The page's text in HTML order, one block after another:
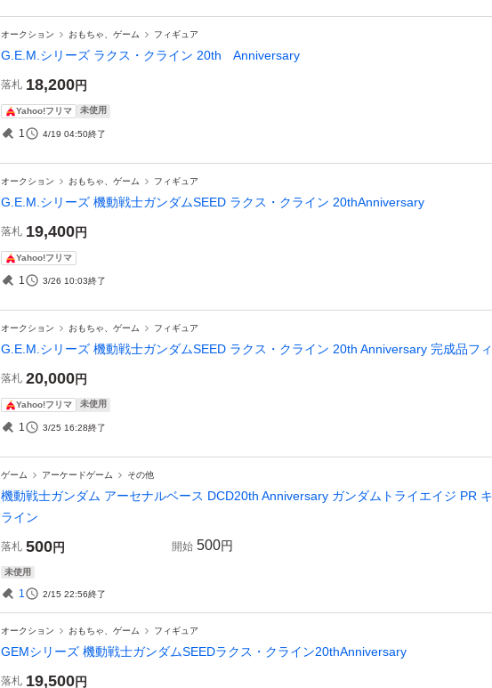
オークション おもちゃ、ゲーム フィギュア
G.E.M.シリーズ ラクス・クライン 20th Anniversary
落札 18,200円
Yahoo!フリマ 未使用
1 4/19 04:50終了
オークション おもちゃ、ゲーム フィギュア
G.E.M.シリーズ 機動戦士ガンダムSEED ラクス・クライン 20thAnniversary
落札 19,400円
Yahoo!フリマ
1 3/26 10:03終了
オークション おもちゃ、ゲーム フィギュア
G.E.M.シリーズ 機動戦士ガンダムSEED ラクス・クライン 20th Anniversary 完成品フィ
落札 20,000円
Yahoo!フリマ 未使用
1 3/25 16:28終了
ゲーム アーケードゲーム その他
機動戦士ガンダム アーセナルベース DCD20th Anniversary ガンダムトライエイジ PR
ライン
落札 500円 開始 500円
未使用
1 2/15 22:56終了
オークション おもちゃ、ゲーム フィギュア
GEMシリーズ 機動戦士ガンダムSEEDラクス・クライン20thAnniversary
落札 19,500円